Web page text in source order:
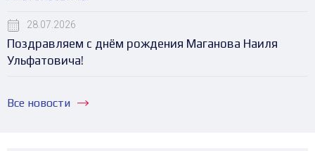
28.07.2026
Поздравляем с днём рождения Маганова Наиля
Ульфатовича!
Все новости